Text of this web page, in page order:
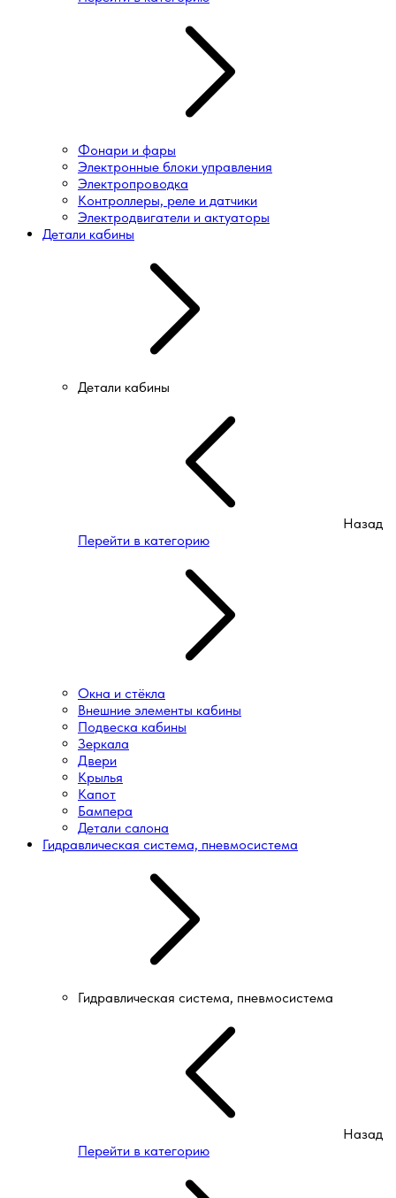
Фонари и фары
Электронные блоки управления
Электропроводка
Контроллеры, реле и датчики
Электродвигатели и актуаторы
Детали кабины
Детали кабины
Назад
Перейти в категорию
Окна и стёкла
Внешние элементы кабины
Подвеска кабины
Зеркала
Двери
Крылья
Капот
Бампера
Детали салона
Гидравлическая система, пневмосистема
Гидравлическая система, пневмосистема
Назад
Перейти в категорию